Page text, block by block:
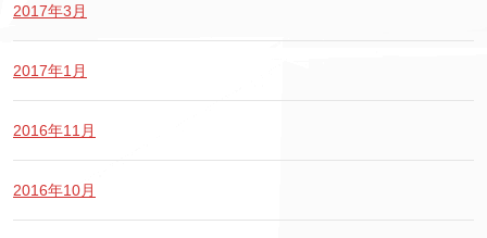
2017年3月
2017年1月
2016年11月
2016年10月